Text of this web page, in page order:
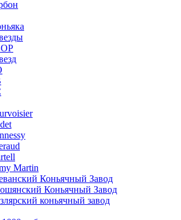
Martin
Коньячный Завод
Коньячный Завод
коньячный завод